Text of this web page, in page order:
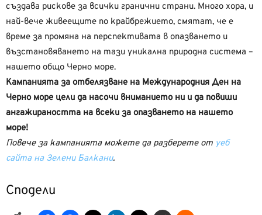
създава рискове за всички гранични страни. Много хора, и
най-вече живеещите по крайбрежието, смятат, че е
време за промяна на перспективата в опазването и
възстановяването на тази уникална природна система –
нашето общо Черно море.
Кампанията за отбелязване на Международния Ден на
Черно море цели да насочи вниманието ни и да повиши
ангажираността на всеки за опазването на нашето
море!
Повече за кампанията можете да разберете от уеб
сайта на Зелени Балкани.
Сподели